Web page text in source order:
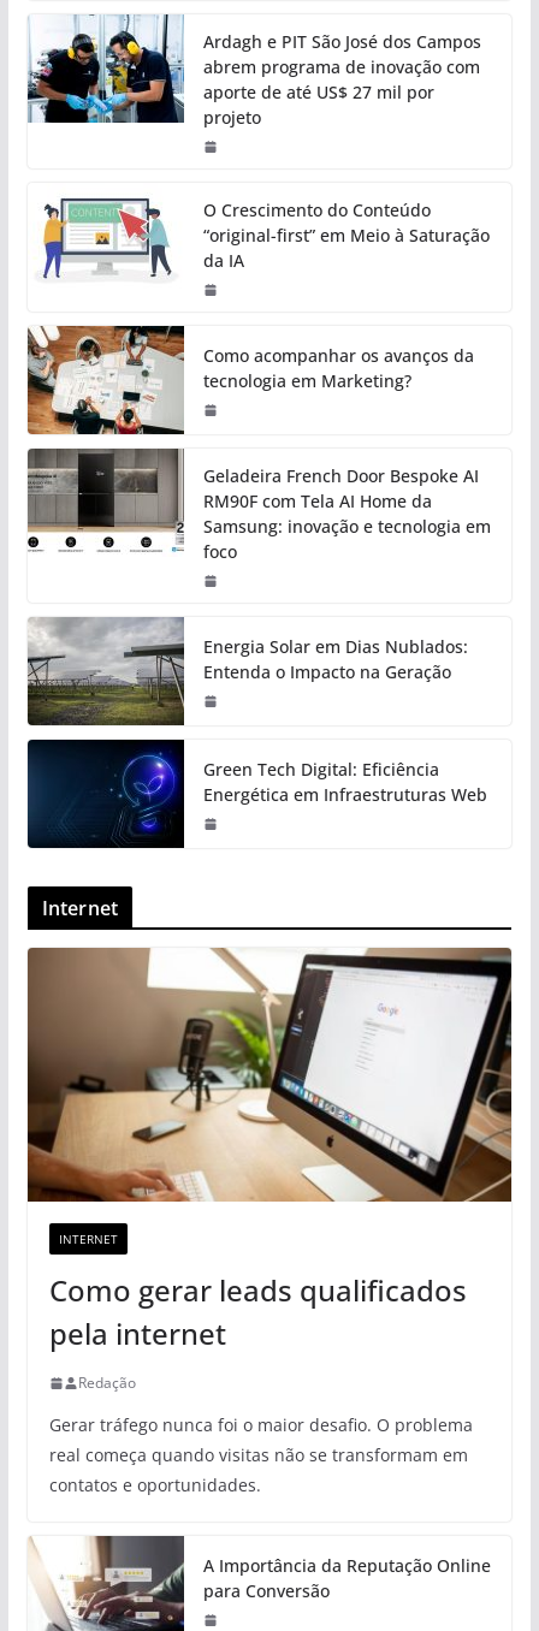
Ardagh e PIT São José dos Campos
abrem programa de inovação com
aporte de até US$ 27 mil por
projeto
O Crescimento do Conteúdo
“original-first” em Meio à Saturação
da IA
Como acompanhar os avanços da
tecnologia em Marketing?
Geladeira French Door Bespoke AI
RM90F com Tela AI Home da
Samsung: inovação e tecnologia em
foco
Energia Solar em Dias Nublados:
Entenda o Impacto na Geração
Green Tech Digital: Eficiência
Energética em Infraestruturas Web
Internet
INTERNET
Como gerar leads qualificados
pela internet
Redação
Gerar tráfego nunca foi o maior desafio. O problema
real começa quando visitas não se transformam em
contatos e oportunidades.
A Importância da Reputação Online
para Conversão